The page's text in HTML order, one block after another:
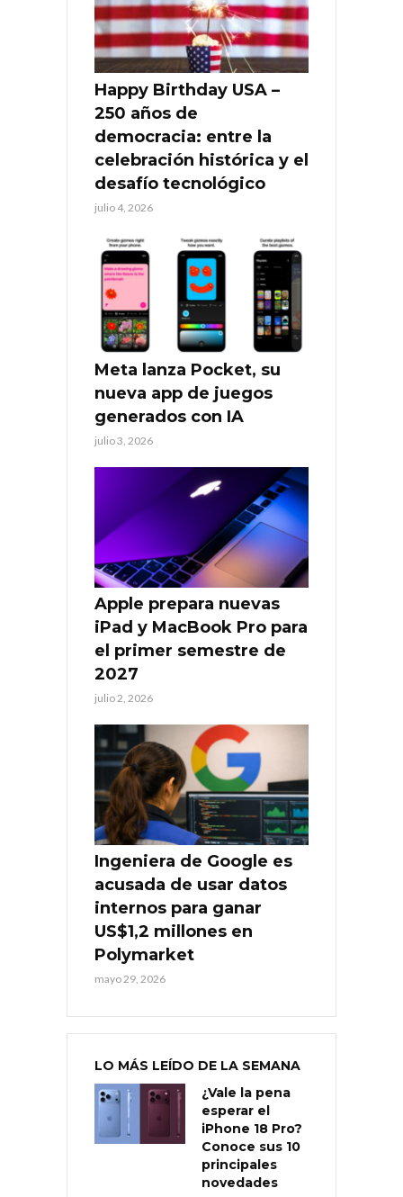
Happy Birthday USA –
250 años de
democracia: entre la
celebración histórica y el
desafío tecnológico
julio 4, 2026
Meta lanza Pocket, su
nueva app de juegos
generados con IA
julio 3, 2026
Apple prepara nuevas
iPad y MacBook Pro para
el primer semestre de
2027
julio 2, 2026
Ingeniera de Google es
acusada de usar datos
internos para ganar
US$1,2 millones en
Polymarket
mayo 29, 2026
LO MÁS LEÍDO DE LA SEMANA
¿Vale la pena
esperar el
iPhone 18 Pro?
Conoce sus 10
principales
novedades